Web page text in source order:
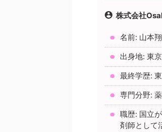
株式会社
名前: 山本
出身地: 東
最終学歴:
専門分野:
職歴: 国立
剤師として